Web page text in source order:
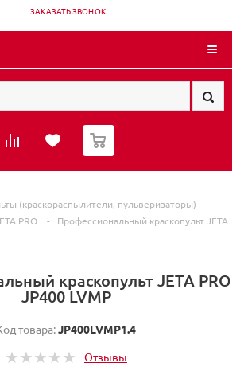
ЗАКАЗАТЬ ЗВОНОК
0
(краскораспылители, пульверизаторы)
-
PRO
-
Профессиональный краскопульт JETA
краскопульт JETA PRO
JP400 LVMP
товара:JP400LVMP1.4
Отзывы